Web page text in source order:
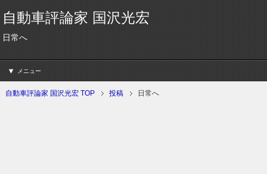
自動車評論家 国沢光宏
日常へ
メニュー
自動車評論家 国沢光宏 TOP 投稿 日常へ